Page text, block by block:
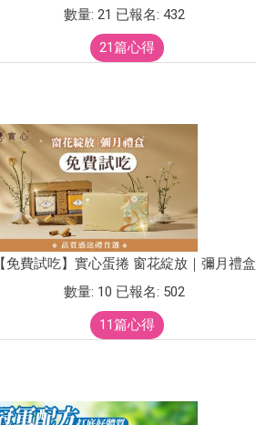
數量: 21 已報名: 432
21篇心得
【免費試吃】實心蛋捲 窗花綻放｜彌月禮盒
數量: 10 已報名: 502
11篇心得